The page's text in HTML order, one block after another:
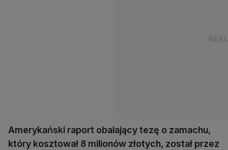
Amerykański raport obalający tezę o zamachu,
który kosztował 8 milionów złotych, został przez